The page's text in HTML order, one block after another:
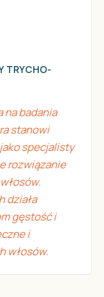
TRYCHO-
na badania
stanowi
specjalisty
rozwiązanie
działa
gęstość i
i
włosów.